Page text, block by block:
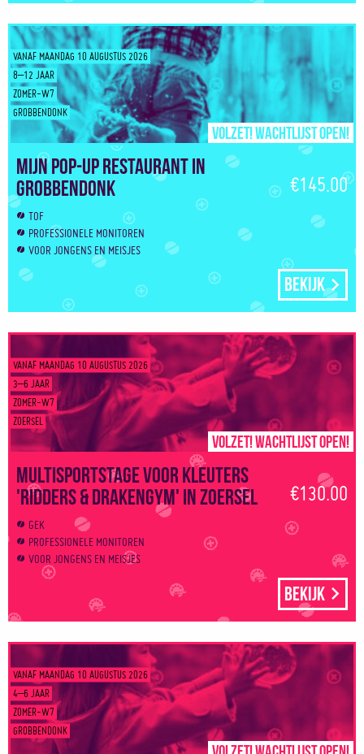
VANAF MAANDAG 10 AUGUSTUS 2026
8–12 JAAR
ZOMER-W7
GROBBENDONK
Volzet! Wachtlijst open!
Mijn pop-up restaurant in
Grobbendonk
€145.00
TOF
PROFESSIONELE MONITOREN
VOOR JONGENS EN MEISJES
Bekijk
VANAF MAANDAG 10 AUGUSTUS 2026
3–6 JAAR
ZOMER-W7
ZOERSEL
Volzet! Wachtlijst open!
Multisportstage voor kleuters
'Ridders & Drakengym' in Zoersel
€130.00
GEK
PROFESSIONELE MONITOREN
VOOR JONGENS EN MEISJES
Bekijk
VANAF MAANDAG 10 AUGUSTUS 2026
4–6 JAAR
ZOMER-W7
GROBBENDONK
Volzet! Wachtlijst open!